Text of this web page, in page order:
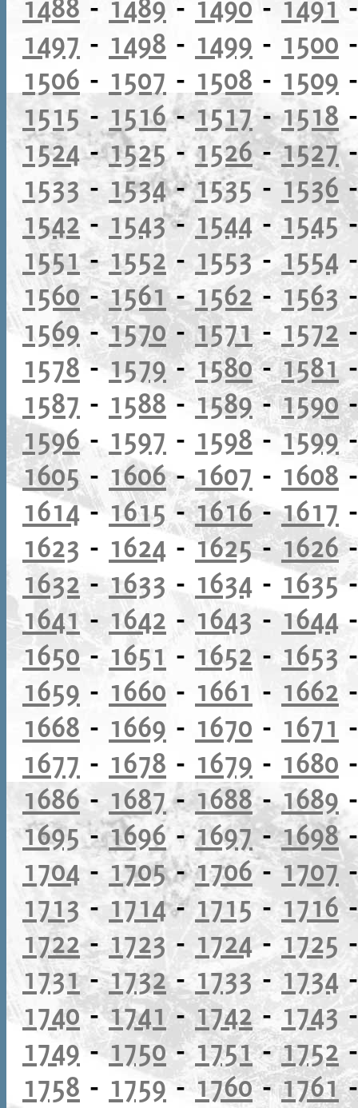
1497 - 1498 - 1499 - 1500
1506 - 1507 - 1508 - 1509
1515- 1516-1517-1518
1524-1525-1526-1527
1533 - 1534-1535 - 1536
1542 - 1543-1544- 1545
1551-1552 - 1553- 1554
1560-1561-1562-1563
1569-1570-1571- 1572
1578-1579- 1580-1581
1587 - 1588 -1589-1590
1596- 1597 - 1598 - 1599
1605- 1606-1607 - 1608
1614- 1615 -1616-1617
1623 - 1624 - 1625-1626
1632-1633 - 1634 - 1635
1641- 1642 - 1643 - 1644
1650- 1651 - 1652 - 1653
1659 - 1660 - 1661 - 1662
1668 - 1669 - 1670 - 1671
1677 - 1678 - 1679 - 1680
1686 - 1687-1688-1689
1695-1696-1697-1698
1704 - 1705-1706-1707
1713 - 1714- 1715- 1716
1722-1723 - 1724- 1725
1731-1732-1733- 1734
1740-1741-1742 -1743
1749-1750-1751-1752
1758 - 1759-1760-1761